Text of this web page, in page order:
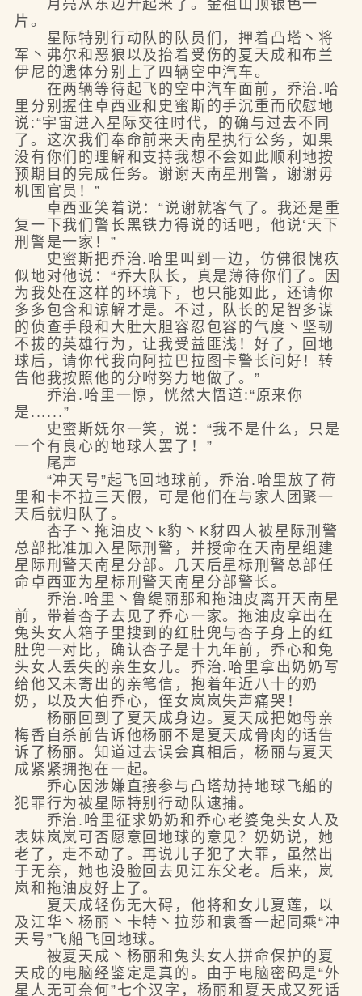
月亮从东边升起来了。金祖山顶银色一
片。
星际特别行动队的队员们，押着凸塔丶将
军丶弗尔和恶狼以及抬着受伤的夏天成和布兰
伊尼的遗体分别上了四辆空中汽车。
在两辆等待起飞的空中汽车面前，乔治.哈
里分别握住卓西亚和史蜜斯的手沉重而欣慰地
说:“宇宙进入星际交往时代，的确与过去不同
了。这次我们奉命前来天南星执行公务，如果
没有你们的理解和支持我想不会如此顺利地按
预期目的完成任务。谢谢天南星刑警，谢谢毋
机国官员！”
卓西亚笑着说：“说谢就客气了。我还是重
复一下我们警长黑铁力得说的话吧，他说‘天下
刑警是一家！”
史蜜斯把乔治.哈里叫到一边，仿佛很愧疚
似地对他说：“乔大队长，真是薄待你们了。因
为我处在这样的环境下，也只能如此，还请你
多多包含和谅解才是。不过，队长的足智多谋
的侦查手段和大肚大胆容忍包容的气度丶坚韧
不拔的英雄行为，让我受益匪浅！好了，回地
球后，请你代我向阿拉巴拉图卡警长问好！转
告他我按照他的分咐努力地做了。”
乔治.哈里一惊，恍然大悟道:“原来你
是......”
史蜜斯妩尔一笑，说：“我不是什么，只是
一个有良心的地球人罢了！”
尾声
“冲天号”起飞回地球前，乔治.哈里放了荷
里和卡不拉三天假，可是他们在与家人团聚一
天后就归队了。
杏子丶拖油皮丶k豹丶K豺四人被星际刑警
总部批准加入星际刑警，并授命在天南星组建
星际刑警天南星分部。几天后星标刑警总部任
命卓西亚为星标刑警天南星分部警长。
乔治.哈里丶鲁缇丽那和拖油皮离开天南星
前，带着杏子去见了乔心一家。拖油皮拿出在
兔头女人箱子里搜到的红肚兜与杏子身上的红
肚兜一对比，确认杏子是十九年前，乔心和兔
头女人丢失的亲生女儿。乔治.哈里拿出奶奶写
给他又未寄出的亲笔信，抱着年近八十的奶
奶，以及大伯乔心，侄女岚岚失声痛哭！
杨丽回到了夏天成身边。夏天成把她母亲
梅香自杀前告诉他杨丽不是夏天成骨肉的话告
诉了杨丽。知道过去误会真相后，杨丽与夏天
成紧紧拥抱在一起。
乔心因涉嫌直接参与凸塔劫持地球飞船的
犯罪行为被星际特别行动队逮捕。
乔治.哈里征求奶奶和乔心老婆兔头女人及
表妹岚岚可否愿意回地球的意见？奶奶说，她
老了，走不动了。再说儿子犯了大罪，虽然出
于无奈，她也没脸回去见江东父老。后来，岚
岚和拖油皮好上了。
夏天成轻伤无大碍，他将和女儿夏莲，以
及江华丶杨丽丶卡特丶拉莎和袁香一起同乘“冲
天号”飞船飞回地球。
被夏天成丶杨丽和兔头女人拼命保护的夏
天成的电脑经鉴定是真的。由于电脑密码是“外
星人无可奈何”七个汉字，杨丽和夏天成又死话